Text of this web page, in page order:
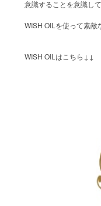
意識することを意識し
WISH OIL を使って素敵
WISH OIL はこちら ↓↓